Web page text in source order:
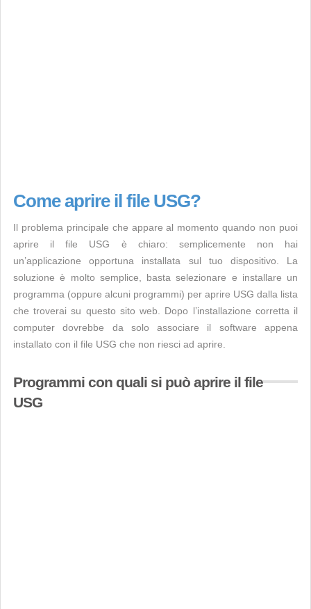
Come aprire il file USG?
Il problema principale che appare al momento quando non puoi
aprire il file USG è chiaro: semplicemente non hai
un’applicazione opportuna installata sul tuo dispositivo. La
soluzione è molto semplice, basta selezionare e installare un
programma (oppure alcuni programmi) per aprire USG dalla lista
che troverai su questo sito web. Dopo l’installazione corretta il
computer dovrebbe da solo associare il software appena
installato con il file USG che non riesci ad aprire.
Programmi con quali si può aprire il file
USG